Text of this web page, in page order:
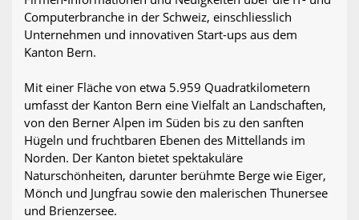
Computerbranche in der Schweiz, einschliesslich
Unternehmen und innovativen Start-ups aus dem
Kanton Bern.
Mit einer Fläche von etwa 5.959 Quadratkilometern
umfasst der Kanton Bern eine Vielfalt an Landschaften,
von den Berner Alpen im Süden bis zu den sanften
Hügeln und fruchtbaren Ebenen des Mittellands im
Norden. Der Kanton bietet spektakuläre
Naturschönheiten, darunter berühmte Berge wie Eiger,
Mönch und Jungfrau sowie den malerischen Thunersee
und Brienzersee.